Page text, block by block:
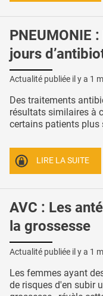
PNEUMONIE
jours
Actualité publiée il y a 1
Des traitements
résultats similaires à
certains patients plus
LIRE LA SUITE
AVC : Les
la grossesse
Actualité publiée il y a 1
Les femmes ayant
de risques d'en subir